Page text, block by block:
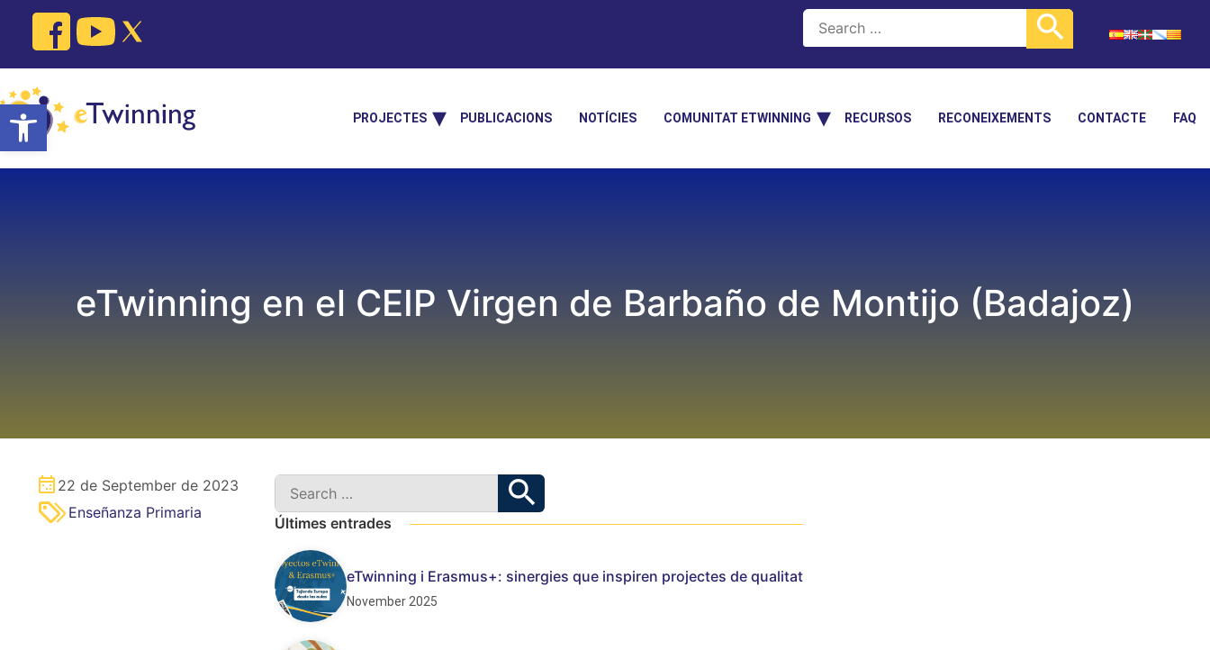
Open toolbar
content
PROJECTES PUBLICACIONS NOTÍCIES COMUNITAT ETWINNING RECURSOS RECONEIXEMENTS CONTACTE FAQ
eTwinning en el CEIP Virgen de Barbaño de Montijo (Badajoz)
22 de September de 2023
Enseñanza Primaria
Últimes entrades
eTwinning i Erasmus+: sinergies que inspiren projectes de qualitat
November 2025